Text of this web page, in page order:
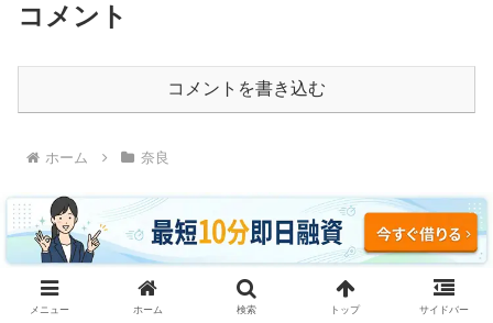
コメント
コメントを書き込む
ホーム 奈良
ソフヤミ・ソフ闇に騙されるな｜即日融資・ブラッ
メニュー ホーム 検索 トップ サイドバー